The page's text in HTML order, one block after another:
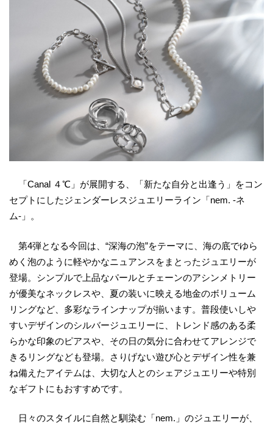
「Canal ４℃」が展開する、「新たな自分と出逢う」をコン
セプトにしたジェンダーレスジュエリーライン「nem. -ネ
ム-」。
第4弾となる今回は、“深海の泡”をテーマに、海の底でゆら
めく泡のように軽やかなニュアンスをまとったジュエリーが
登場。シンプルで上品なパールとチェーンのアシンメトリー
が優美なネックレスや、夏の装いに映える地金のボリューム
リングなど、多彩なラインナップが揃います。普段使いしや
すいデザインのシルバージュエリーに、トレンド感のある柔
らかな印象のピアスや、その日の気分に合わせてアレンジで
きるリングなども登場。さりげない遊び心とデザイン性を兼
ね備えたアイテムは、大切な人とのシェアジュエリーや特別
なギフトにもおすすめです。
日々のスタイルに自然と馴染む「nem.」のジュエリーが、